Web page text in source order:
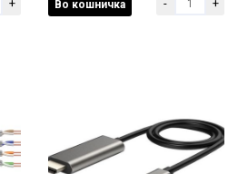
+
500 ден
Во кошничка - +